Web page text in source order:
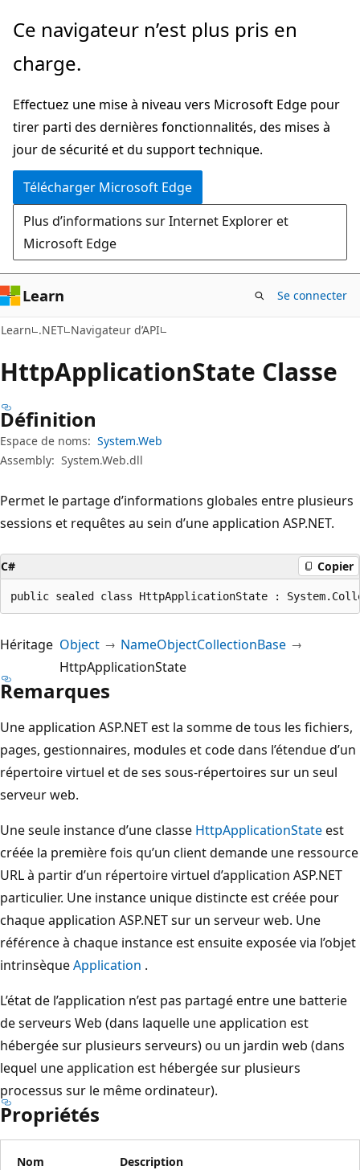
Passer
directement
au
principal
Passer
la
dans
la
page
Ce navigateur n’est plus pris en
charge.
Effectuez une mise à niveau vers Microsoft Edge pour
tirer parti des dernières fonctionnalités, des mises à
jour de sécurité et du support technique.
Télécharger Microsoft Edge
Plus d’informations sur Internet Explorer et
Microsoft Edge
Learn Se connecter
Learn .NET Navigateur d’API
HttpApplicationState Classe
Définition
Espace de noms: System.Web
Assembly: System.Web.dll
Permet le partage d’informations globales entre plusieurs
sessions et requêtes au sein d’une application ASP.NET.
C# Copier
public sealed class HttpApplicationState :
Héritage Object
NameObjectCollectionBase
HttpApplicationState
Remarques
Une application ASP.NET est la somme de tous les fichiers,
pages, gestionnaires, modules et code dans l’étendue d’un
répertoire virtuel et de ses sous-répertoires sur un seul
serveur web.
Une seule instance d’une classe HttpApplicationStateest
créée la première fois qu’un client demande une ressource
URL à partir d’un répertoire virtuel d’application ASP.NET
particulier. Une instance unique distincte est créée pour
chaque application ASP.NET sur un serveur web. Une
référence à chaque instance est ensuite exposée via l’objet
intrinsèqueApplication .
L’état de l’application n’est pas partagé entre une batterie
de serveurs Web (dans laquelle une application est
hébergée sur plusieurs serveurs) ou un jardin web (dans
lequel une application est hébergée sur plusieurs
processus sur le même ordinateur).
Propriétés
Nom Description